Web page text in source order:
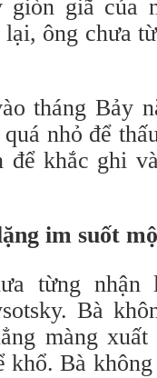
giòn giã của
lại, ông chưa
tháng Bảy
nhỏ để
khắc ghi
im suốt
từng
Bà
màng
khổ. Bà